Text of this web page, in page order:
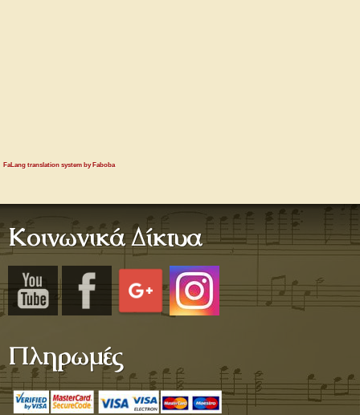
FaLang translation system by Faboba
Κοινωνικά Δίκτυα
Πληρωμές